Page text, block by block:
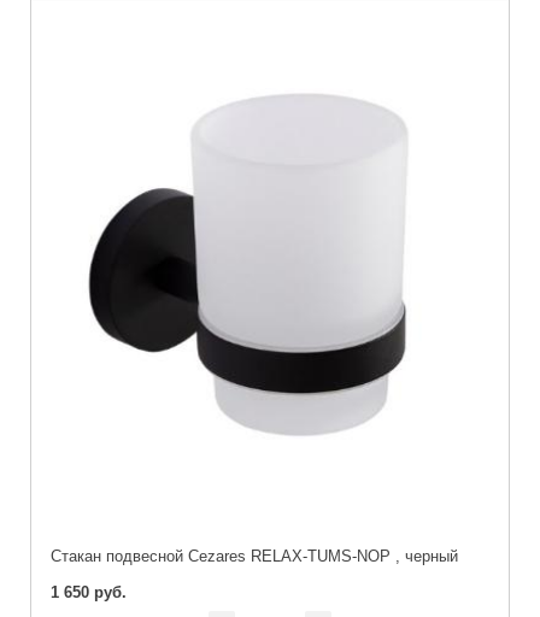
Стакан подвесной Cezares RELAX-TUMS-NOP , черный
1 650 руб.